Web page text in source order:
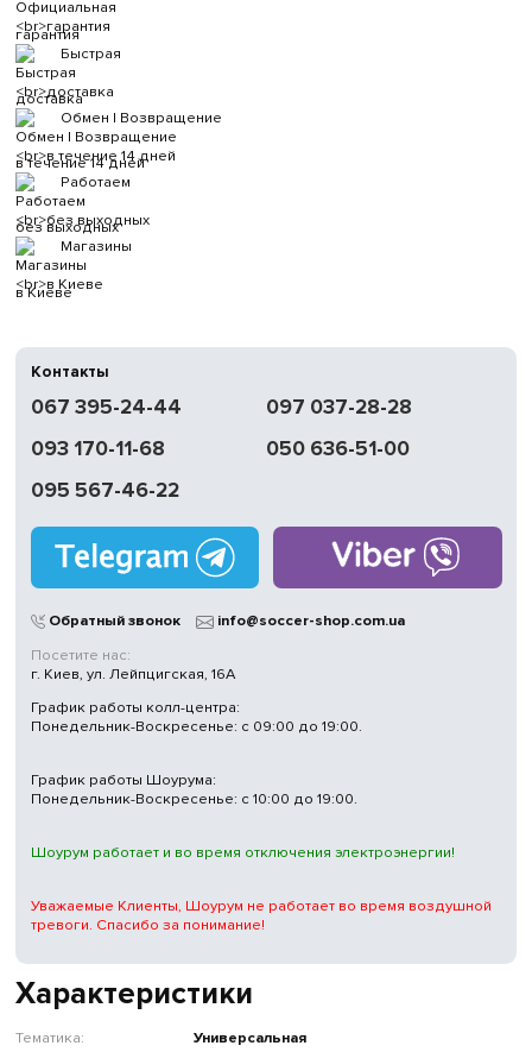
гарантия
Быстрая
доставка
Обмен | Возвращение
в течение 14 дней
Работаем
без выходных
Магазины
в Киеве
Характеристики
Тематика:
Универсальная
Контакты
067 395-24-44
097 037-28-28
093 170-11-68
050 636-51-00
095 567-46-22
Обратный звонок
info@soccer-shop.com.ua
Посетите нас:
г. Киев, ул. Лейпцигская, 16А
График работы колл-центра:
Понедельник-Воскресенье: с 09:00 до 19:00.
График работы Шоурума:
Понедельник-Воскресенье: с 10:00 до 19:00.
Шоурум работает и во время отключения электроэнергии!
Уважаемые Клиенты, Шоурум не работает во время воздушной
тревоги. Спасибо за понимание!